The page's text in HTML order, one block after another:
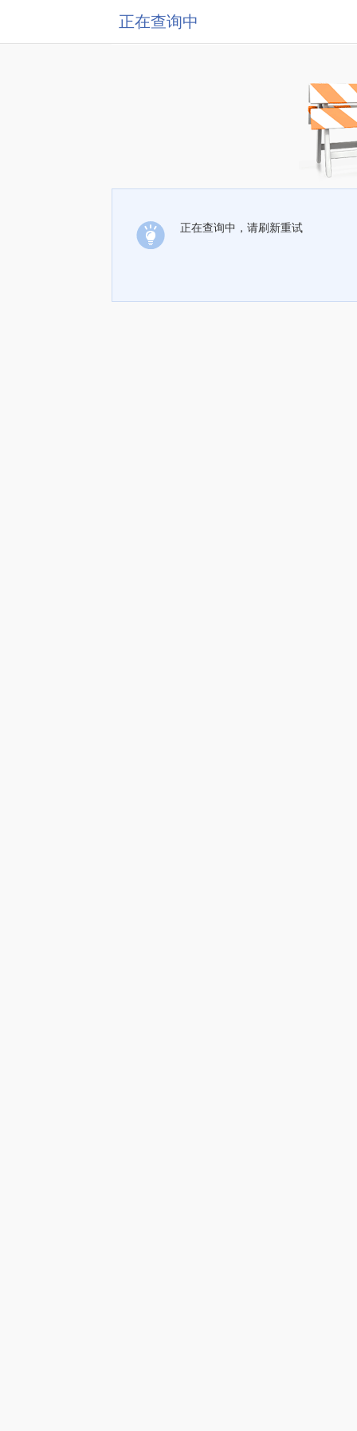
正在查询中
正在查询中，请刷新重试